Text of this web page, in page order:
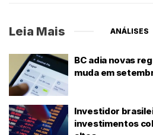
Leia Mais ANÁLISES
BC adia novas
muda em
Investidor
investimentos